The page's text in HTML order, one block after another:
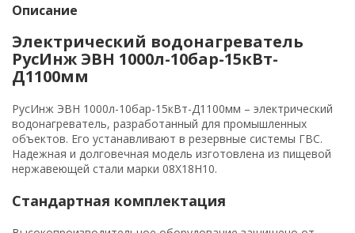
Описание
Электрический водонагреватель
РусИнж ЭВН 1000л-10бар-15кВт-
Д1100мм
РусИнж ЭВН 1000л-10бар-15кВт-Д1100мм – электрический
водонагреватель, разработанный для промышленных
объектов. Его устанавливают в резервные системы ГВС.
Надежная и долговечная модель изготовлена из пищевой
нержавеющей стали марки 08Х18Н10.
Стандартная комплектация